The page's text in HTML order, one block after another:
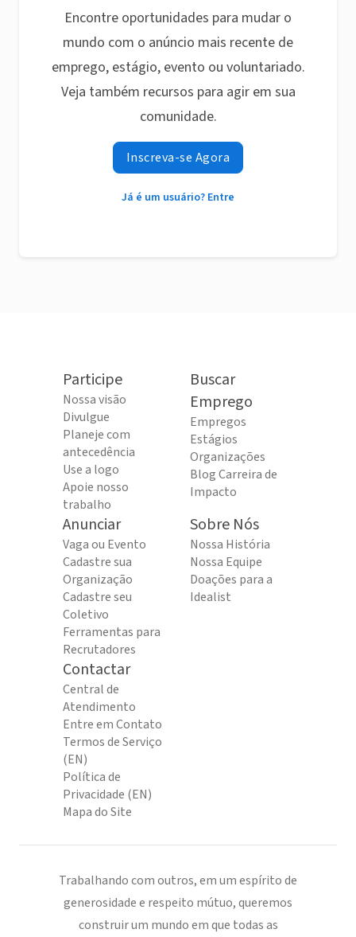
Encontre oportunidades para mudar o
mundo com o anúncio mais recente de
emprego, estágio, evento ou voluntariado.
Veja também recursos para agir em sua
comunidade.
Inscreva-se Agora
Já é um usuário? Entre
Participe
Nossa visão
Divulgue
Planeje com
antecedência
Use a logo
Apoie nosso
trabalho
Buscar
Emprego
Empregos
Estágios
Organizações
Blog Carreira de
Impacto
Anunciar
Vaga ou Evento
Cadastre sua
Organização
Cadastre seu
Coletivo
Ferramentas para
Recrutadores
Sobre Nós
Nossa História
Nossa Equipe
Doações para a
Idealist
Contactar
Central de
Atendimento
Entre em Contato
Termos de Serviço
(EN)
Política de
Privacidade (EN)
Mapa do Site
Trabalhando com outros, em um espírito de
generosidade e respeito mútuo, queremos
construir um mundo em que todas as